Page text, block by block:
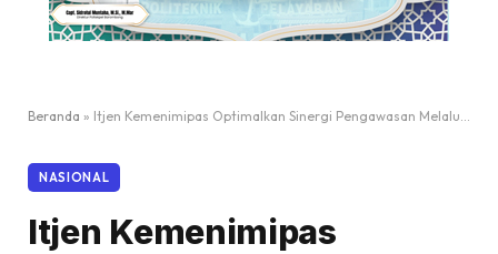
Beranda » Itjen Kemenimipas Optimalkan Sinergi Pengawasan Melalui Model Tiga Lini
NASIONAL
Itjen Kemenimipas